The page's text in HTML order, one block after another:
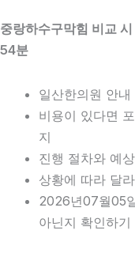
중랑하수구막힘 비교
54분
일산한의원 안
비용이 있다면
지
진행 절차와 예
상황에 따라 달
2026년07월05
아닌지 확인하기